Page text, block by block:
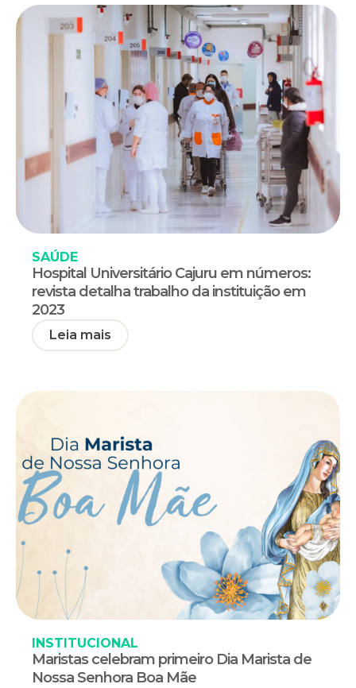
SAÚDE
Hospital Universitário Cajuru em números:
revista detalha trabalho da instituição em
2023
Leia mais
INSTITUCIONAL
Maristas celebram primeiro Dia Marista de
Nossa Senhora Boa Mãe